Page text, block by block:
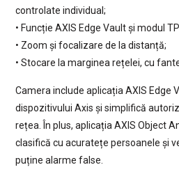
controlate individual;
• Funcție AXIS Edge Vault și modul
• Zoom și focalizare de la distanță;
• Stocare la marginea rețelei, cu
Camera include aplicația AXIS Edge
dispozitivului Axis și simplifică
rețea. În plus, aplicația AXIS Object
clasifică cu acuratețe persoanele și
puține alarme false.